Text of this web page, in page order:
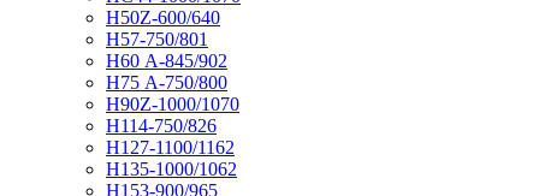
Н50Z-600/640
Н57-750/801
Н60 А-845/902
Н75 А-750/800
Н90Z-1000/1070
Н114-750/826
Н127-1100/1162
Н135-1000/1062
Н153-900/965